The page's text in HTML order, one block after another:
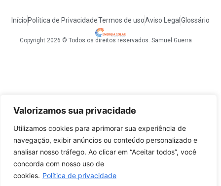
Valorizamos sua privacidade
Utilizamos cookies para aprimorar sua experiência de
navegação, exibir anúncios ou conteúdo personalizado e
analisar nosso tráfego. Ao clicar em “Aceitar todos”, você
concorda com nosso uso de
cookies. Política de privacidade
Início Política de PrivacidadeTermos de usoAviso Legal Glossário
Copyright 2026 © Todos os direitos reservados. Samuel Guerra